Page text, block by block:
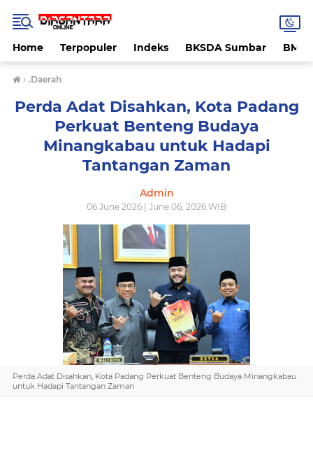
Home Terpopuler Indeks BKSDA Sumbar
› .Daerah
Perda Adat Disahkan, Kota Padang
Perkuat Benteng Budaya
Minangkabau untuk Hadapi
Tantangan Zaman
Admin
06 June 2026 | June 06, 2026 WIB
Perda Adat Disahkan, Kota Padang Perkuat Benteng Budaya Minangkabau
untuk Hadapi Tantangan Zaman